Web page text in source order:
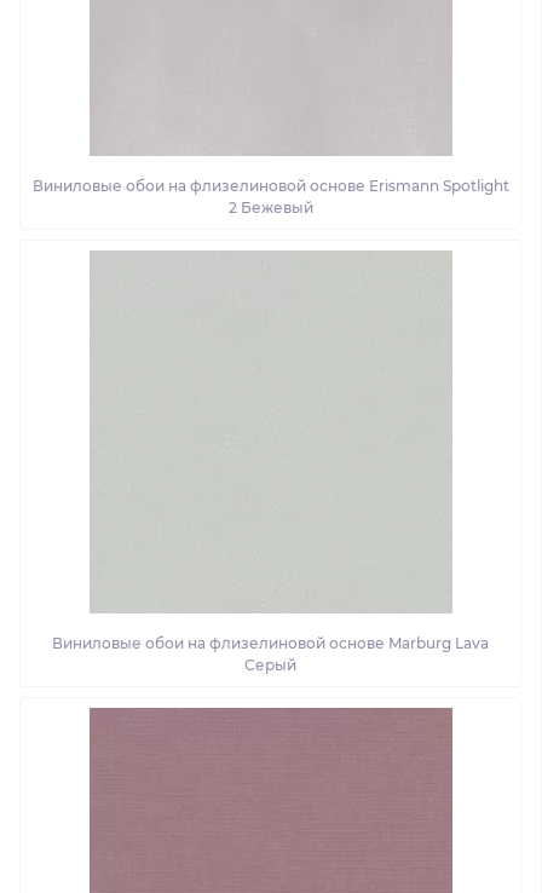
Виниловые обои на флизелиновой основе Erismann Spotlight
2 Бежевый
Виниловые обои на флизелиновой основе Marburg Lava
Серый